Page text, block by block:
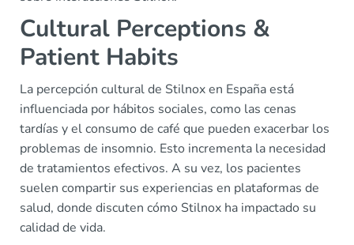
Cultural Perceptions &
Patient Habits
La percepción cultural de Stilnox en España está
influenciada por hábitos sociales, como las cenas
tardías y el consumo de café que pueden exacerbar los
problemas de insomnio. Esto incrementa la necesidad
de tratamientos efectivos. A su vez, los pacientes
suelen compartir sus experiencias en plataformas de
salud, donde discuten cómo Stilnox ha impactado su
calidad de vida.